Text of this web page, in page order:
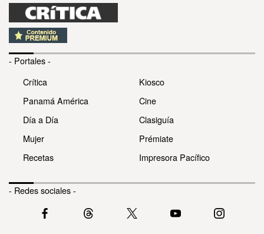
- Portales -
Crítica
Panamá América
Día a Día
Mujer
Recetas
Kiosco
Cine
Clasiguía
Prémiate
Impresora Pacífico
- Redes sociales -